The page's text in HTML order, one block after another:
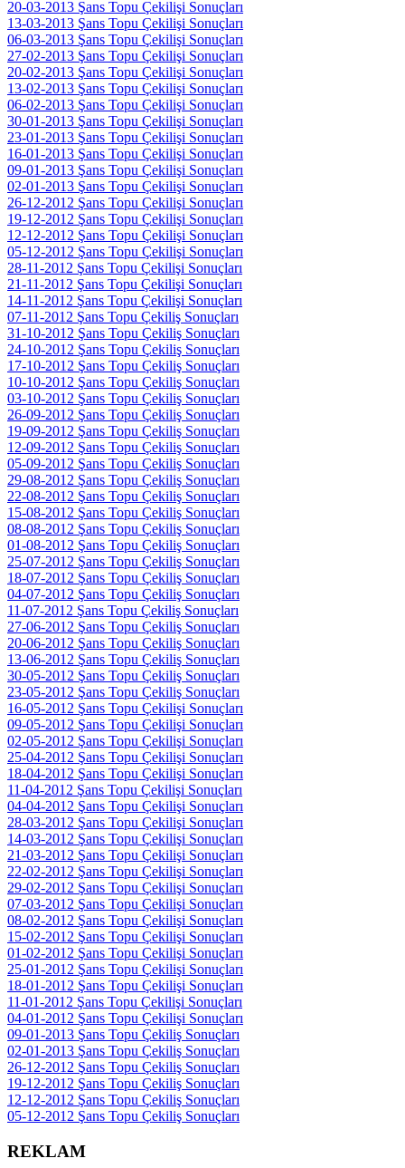
20-03-2013 Şans Topu Çekilişi Sonuçları
13-03-2013 Şans Topu Çekilişi Sonuçları
06-03-2013 Şans Topu Çekilişi Sonuçları
27-02-2013 Şans Topu Çekilişi Sonuçları
20-02-2013 Şans Topu Çekilişi Sonuçları
13-02-2013 Şans Topu Çekilişi Sonuçları
06-02-2013 Şans Topu Çekilişi Sonuçları
30-01-2013 Şans Topu Çekilişi Sonuçları
23-01-2013 Şans Topu Çekilişi Sonuçları
16-01-2013 Şans Topu Çekilişi Sonuçları
09-01-2013 Şans Topu Çekilişi Sonuçları
02-01-2013 Şans Topu Çekilişi Sonuçları
26-12-2012 Şans Topu Çekilişi Sonuçları
19-12-2012 Şans Topu Çekilişi Sonuçları
12-12-2012 Şans Topu Çekilişi Sonuçları
05-12-2012 Şans Topu Çekilişi Sonuçları
28-11-2012 Şans Topu Çekilişi Sonuçları
21-11-2012 Şans Topu Çekilişi Sonuçları
14-11-2012 Şans Topu Çekilişi Sonuçları
07-11-2012 Şans Topu Çekiliş Sonuçları
31-10-2012 Şans Topu Çekiliş Sonuçları
24-10-2012 Şans Topu Çekiliş Sonuçları
17-10-2012 Şans Topu Çekiliş Sonuçları
10-10-2012 Şans Topu Çekiliş Sonuçları
03-10-2012 Şans Topu Çekiliş Sonuçları
26-09-2012 Şans Topu Çekiliş Sonuçları
19-09-2012 Şans Topu Çekiliş Sonuçları
12-09-2012 Şans Topu Çekiliş Sonuçları
05-09-2012 Şans Topu Çekiliş Sonuçları
29-08-2012 Şans Topu Çekiliş Sonuçları
22-08-2012 Şans Topu Çekiliş Sonuçları
15-08-2012 Şans Topu Çekiliş Sonuçları
08-08-2012 Şans Topu Çekiliş Sonuçları
01-08-2012 Şans Topu Çekiliş Sonuçları
25-07-2012 Şans Topu Çekiliş Sonuçları
18-07-2012 Şans Topu Çekiliş Sonuçları
04-07-2012 Şans Topu Çekiliş Sonuçları
11-07-2012 Şans Topu Çekiliş Sonuçları
27-06-2012 Şans Topu Çekiliş Sonuçları
20-06-2012 Şans Topu Çekiliş Sonuçları
13-06-2012 Şans Topu Çekiliş Sonuçları
30-05-2012 Şans Topu Çekiliş Sonuçları
23-05-2012 Şans Topu Çekiliş Sonuçları
16-05-2012 Şans Topu Çekilişi Sonuçları
09-05-2012 Şans Topu Çekilişi Sonuçları
02-05-2012 Şans Topu Çekilişi Sonuçları
25-04-2012 Şans Topu Çekilişi Sonuçları
18-04-2012 Şans Topu Çekilişi Sonuçları
11-04-2012 Şans Topu Çekilişi Sonuçları
04-04-2012 Şans Topu Çekilişi Sonuçları
28-03-2012 Şans Topu Çekilişi Sonuçları
14-03-2012 Şans Topu Çekilişi Sonuçları
21-03-2012 Şans Topu Çekilişi Sonuçları
22-02-2012 Şans Topu Çekilişi Sonuçları
29-02-2012 Şans Topu Çekilişi Sonuçları
07-03-2012 Şans Topu Çekilişi Sonuçları
08-02-2012 Şans Topu Çekilişi Sonuçları
15-02-2012 Şans Topu Çekilişi Sonuçları
01-02-2012 Şans Topu Çekilişi Sonuçları
25-01-2012 Şans Topu Çekilişi Sonuçları
18-01-2012 Şans Topu Çekilişi Sonuçları
11-01-2012 Şans Topu Çekilişi Sonuçları
04-01-2012 Şans Topu Çekilişi Sonuçları
09-01-2013 Şans Topu Çekiliş Sonuçları
02-01-2013 Şans Topu Çekiliş Sonuçları
26-12-2012 Şans Topu Çekiliş Sonuçları
19-12-2012 Şans Topu Çekiliş Sonuçları
12-12-2012 Şans Topu Çekiliş Sonuçları
05-12-2012 Şans Topu Çekiliş Sonuçları
REKLAM